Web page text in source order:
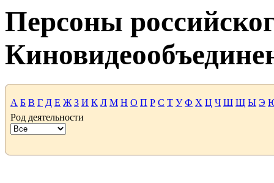
Персоны
А Б В Г Д Е Ж З И К Л М Н О П Р С Т У Ф Х Ц Ч Ш Щ Ы Э
Род деятельности